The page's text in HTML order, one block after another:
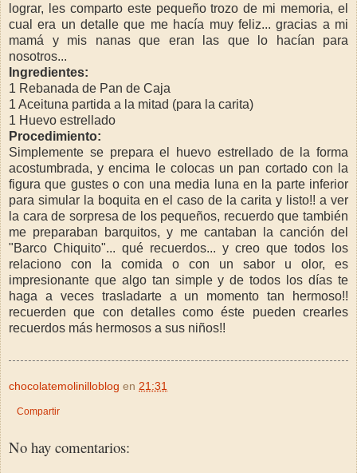
lograr, les comparto este pequeño trozo de mi memoria, el
cual era un detalle que me hacía muy feliz... gracias a mi
mamá y mis nanas que eran las que lo hacían para
nosotros...
Ingredientes:
1 Rebanada de Pan de Caja
1 Aceituna partida a la mitad (para la carita)
1 Huevo estrellado
Procedimiento:
Simplemente se prepara el huevo estrellado de la forma
acostumbrada, y encima le colocas un pan cortado con la
figura que gustes o con una media luna en la parte inferior
para simular la boquita en el caso de la carita y listo!! a ver
la cara de sorpresa de los pequeños, recuerdo que también
me preparaban barquitos, y me cantaban la canción del
"Barco Chiquito"... qué recuerdos... y creo que todos los
relaciono con la comida o con un sabor u olor, es
impresionante que algo tan simple y de todos los días te
haga a veces trasladarte a un momento tan hermoso!!
recuerden que con detalles como éste pueden crearles
recuerdos más hermosos a sus niños!!
chocolatemolinilloblog en 21:31
Compartir
No hay comentarios: